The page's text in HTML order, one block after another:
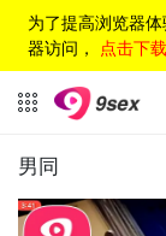
为了提高浏览器
器访问， 点击下载
男同